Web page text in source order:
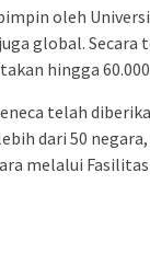
oleh
global.
hingga
telah
dari 50
melalui Fasilitas